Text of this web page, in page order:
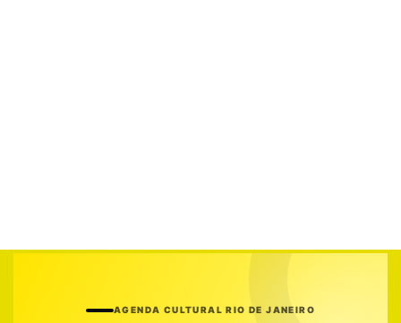
AGENDA CULTURAL RIO DE JANEIRO